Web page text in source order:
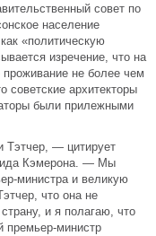
совет по
население
«политическую
изречение, что на
не более чем
советские архитекторы
были прилежными
Тэтчер, — цитирует
Кэмерона. — Мы
министра и великую
что она не
и я полагаю, что
премьер-министр